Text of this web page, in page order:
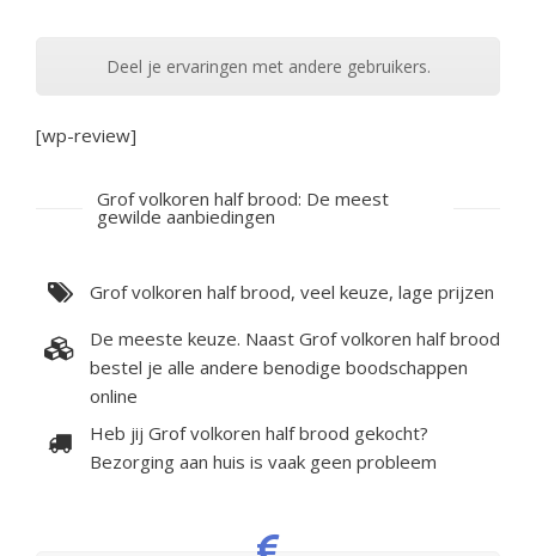
Deel je ervaringen met andere gebruikers.
[wp-review]
Grof volkoren half brood: De meest
gewilde aanbiedingen
Grof volkoren half brood, veel keuze, lage prijzen
De meeste keuze. Naast Grof volkoren half brood
bestel je alle andere benodige boodschappen
online
Heb jij Grof volkoren half brood gekocht?
Bezorging aan huis is vaak geen probleem